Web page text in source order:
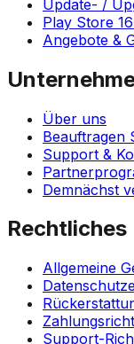
Update- /
Play Store
Angebote &
Über uns
Beauftragen
Support &
Demnächst
Rechtliches
Allgemeine
Support-